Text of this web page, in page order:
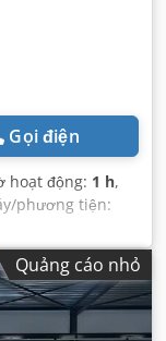
Gọi điện
hoạt động: 1 h,
phương tiện:
Quảng cáo nhỏ